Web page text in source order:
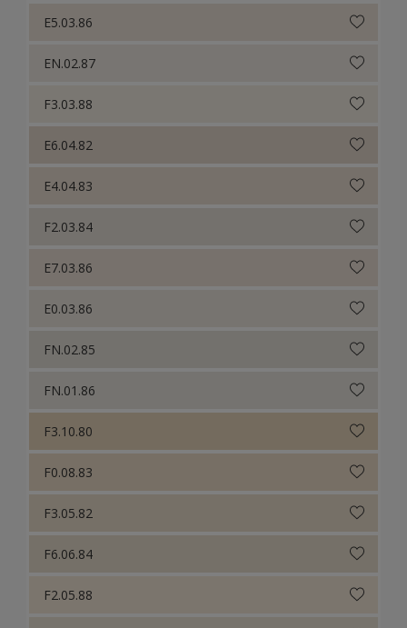
E5.03.86
EN.02.87
F3.03.88
E6.04.82
E4.04.83
F2.03.84
E7.03.86
E0.03.86
FN.02.85
FN.01.86
F3.10.80
F0.08.83
F3.05.82
F6.06.84
F2.05.88